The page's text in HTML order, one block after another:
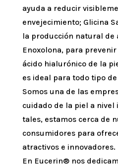
ayuda a reducir
envejecimiento; Glicina
la producción natural de
Enoxolona, para
ácido hialurónico de la
es ideal para todo tipo
Somos una de las
cuidado de la piel a
tales, estamos cerca de
consumidores para
atractivos e innovadores.
En Eucerin® nos